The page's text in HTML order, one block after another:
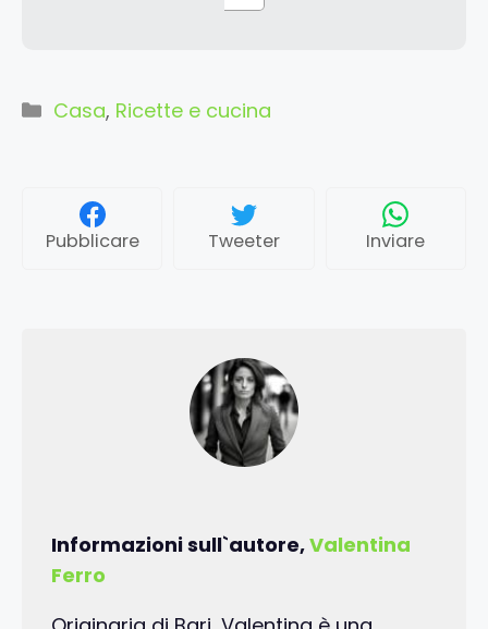
Categorie
Casa, Ricette e cucina
Pubblicare Tweeter Inviare
Informazioni sull`autore,Valentina
Ferro